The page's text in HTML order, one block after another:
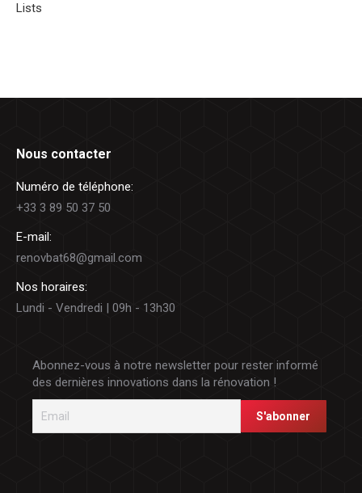
Lists
Nous contacter
Numéro de téléphone:
+33 3 89 50 37 50
E-mail:
renovbat68@gmail.com
Nos horaires:
Lundi - Vendredi | 09h - 13h30
Abonnez-vous à notre newsletter pour rester informé
des dernières innovations dans la rénovation !